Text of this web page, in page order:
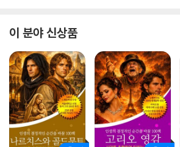
이 분야 신상품